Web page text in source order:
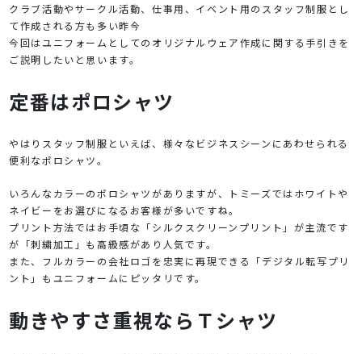
クラブ活動やサークル活動、仕事用、イベント用のスタッフ制服とし
て作成される方も多い昨今
今回はユニフォームとしてのオリジナルウェア作成に関する手引きを
ご説明したいと思います。
定番はポロシャツ
やはりスタッフ制服といえば、様々なビジネスシーンにあわせられる
便利なポロシャツ。
いろんなカラーのポロシャツがありますが、トミーズではホワイトや
ネイビーをお選びになるお客様が多いですね。
プリント方法ではお手頃な「シルクスクリーンプリント」が主流です
が「刺繍加工」も高級感があり人気です。
また、フルカラーの会社ロゴを忠実に再現できる「デジタル転写プリ
ント」もユニフォームにピッタリです。
動きやすさ重視ならＴシャツ